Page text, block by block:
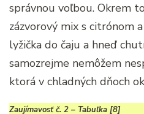
správnou voľbou. Okrem
zázvorový mix s citrónom
lyžička do čaju a hneď
samozrejme nemôžem
ktorá v chladných dňoch
Zaujímavosť č. 2 – Tabuľka [8]